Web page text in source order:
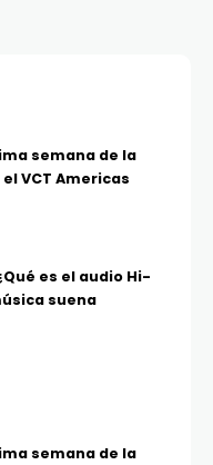
semana de la
VCT Americas
es el audio Hi-
suena
semana de la